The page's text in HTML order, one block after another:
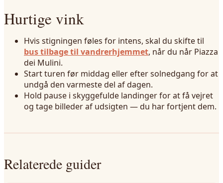
Hurtige vink
Hvis stigningen føles for intens, skal du skifte til
bus tilbage til vandrerhjemmet, når du når Piazza
dei Mulini.
Start turen før middag eller efter solnedgang for at
undgå den varmeste del af dagen.
Hold pause i skyggefulde landinger for at få vejret
og tage billeder af udsigten — du har fortjent dem.
Relaterede guider